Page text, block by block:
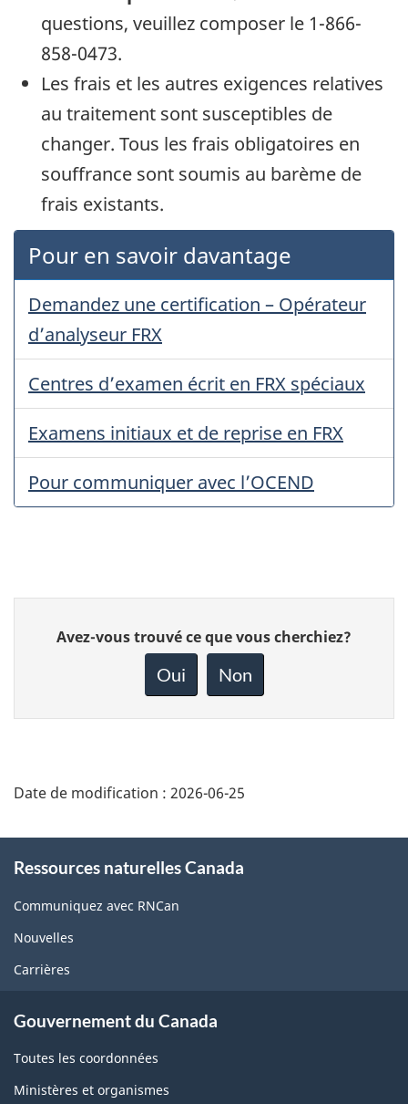
questions, veuillez composer le 1-866-
858-0473.
Les frais et les autres exigences relatives
au traitement sont susceptibles de
changer. Tous les frais obligatoires en
souffrance sont soumis au barème de
frais existants.
Pour en savoir davantage
Demandez une certification – Opérateur
d’analyseur FRX
Centres d’examen écrit en FRX spéciaux
Examens initiaux et de reprise en FRX
Pour communiquer avec l’OCEND
Donnez
votre
page
Avez-vous trouvé ce que vous cherchiez?
Oui Non
Date de modification : 2026-06-25
this
site
Ressources naturelles Canada
Communiquez avec RNCan
Nouvelles
Carrières
Gouvernement du Canada
Toutes les coordonnées
Ministères et organismes